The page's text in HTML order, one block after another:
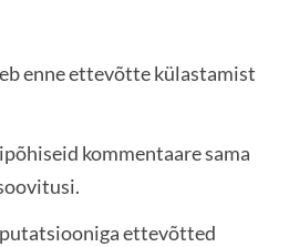
enne ettevõtte külastamist
kommentaare sama
ettevõtted